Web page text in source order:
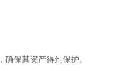
保其资产得到保护。